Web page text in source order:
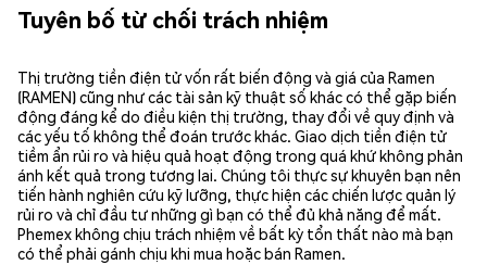
Tuyên bố từ chối trách nhiệm
Thị trường tiền điện tử vốn rất biến động và giá của Ramen
(RAMEN) cũng như các tài sản kỹ thuật số khác có thể gặp biến
động đáng kể do điều kiện thị trường, thay đổi về quy định và
các yếu tố không thể đoán trước khác. Giao dịch tiền điện tử
tiềm ẩn rủi ro và hiệu quả hoạt động trong quá khứ không phản
ánh kết quả trong tương lai. Chúng tôi thực sự khuyên bạn nên
tiến hành nghiên cứu kỹ lưỡng, thực hiện các chiến lược quản lý
rủi ro và chỉ đầu tư những gì bạn có thể đủ khả năng để mất.
Phemex không chịu trách nhiệm về bất kỳ tổn thất nào mà bạn
có thể phải gánh chịu khi mua hoặc bán Ramen.